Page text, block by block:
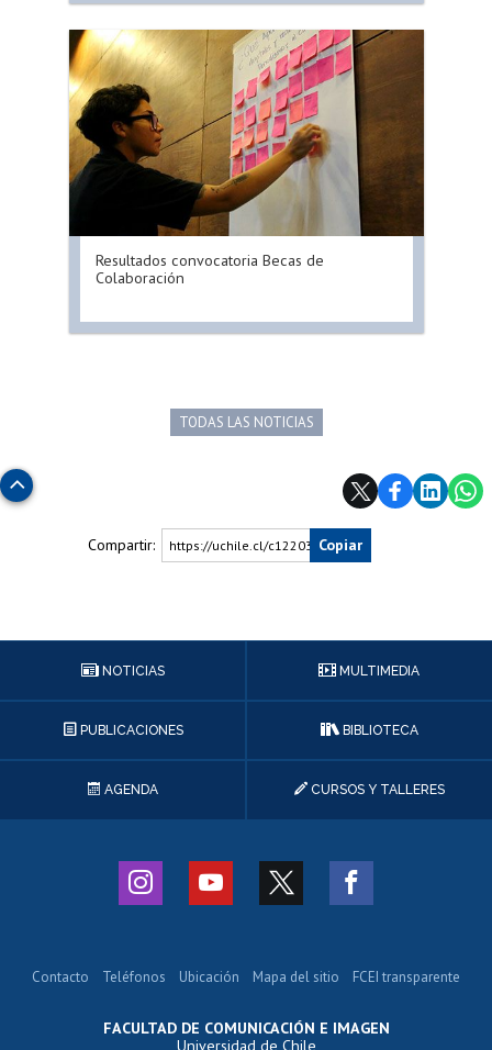
Resultados convocatoria Becas de
Colaboración
TODAS LAS NOTICIAS
Subir
Compartir: https://uchile.cl/c122035Copiar
NOTICIAS MULTIMEDIA
PUBLICACIONES BIBLIOTECA
AGENDA CURSOS Y TALLERES
FACULTAD DE COMUNICACIÓN E IMAGEN
Universidad de Chile
Contacto Teléfonos Ubicación Mapa del sitio FCEI transparente